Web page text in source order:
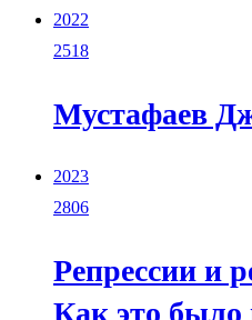
2022
2518
Мустафаев
2023
2806
Репрессии и
Как это было